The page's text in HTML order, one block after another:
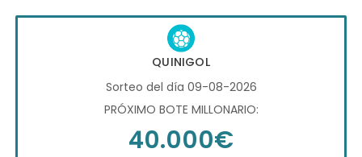
QUINIGOL
Sorteo del día 09-08-2026
PRÓXIMO BOTE MILLONARIO:
40.000€